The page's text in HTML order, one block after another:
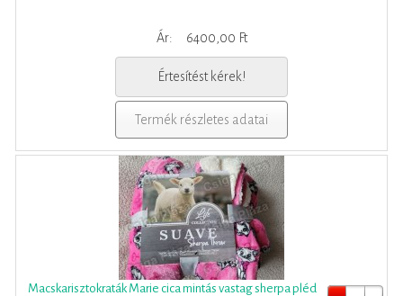
Ár: 6400,00 Ft
Értesítést kérek!
Termék részletes adatai
Macskarisztokraták Marie cica mintás vastag sherpa pléd